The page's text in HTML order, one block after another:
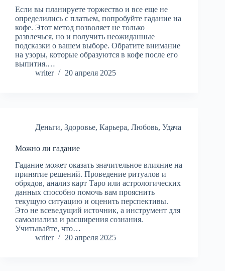
Если вы планируете торжество и все еще не
определились с платьем, попробуйте гадание на
кофе. Этот метод позволяет не только
развлечься, но и получить неожиданные
подсказки о вашем выборе. Обратите внимание
на узоры, которые образуются в кофе после его
выпития.…
writer
20 апреля 2025
Деньги, Здоровье, Карьера, Любовь, Удача
Можно ли гадание
Гадание может оказать значительное влияние на
принятие решений. Проведение ритуалов и
обрядов, анализ карт Таро или астрологических
данных способно помочь вам прояснить
текущую ситуацию и оценить перспективы.
Это не всеведущий источник, а инструмент для
самоанализа и расширения сознания.
Учитывайте, что…
writer
20 апреля 2025